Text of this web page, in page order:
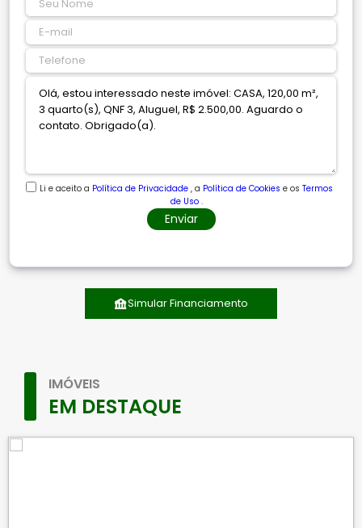
Li e aceito a Política de Privacidade , a Política de Cookies e os Termos
de Uso.
Enviar
Simular Financiamento
IMÓVEIS
EM DESTAQUE